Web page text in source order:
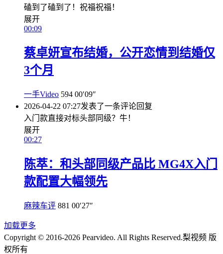
磕到了磕到了！祝福祝福！
展开
00:09
蔡卓妍宣布结婚，公开恋情到结婚仅
3个月
一手Video 594 00′09″
2026-04-22 07:27发表了一条评论回复
入门款直接对标头部同级？牛！
展开
00:27
陈萃：和头部同级产品比 MG4X入门
款配置大幅领先
麻辣车评 881 00′27″
加载更多
Copyright © 2016-2026 Pearvideo. All Rights Reserved.梨视频 版
权所有